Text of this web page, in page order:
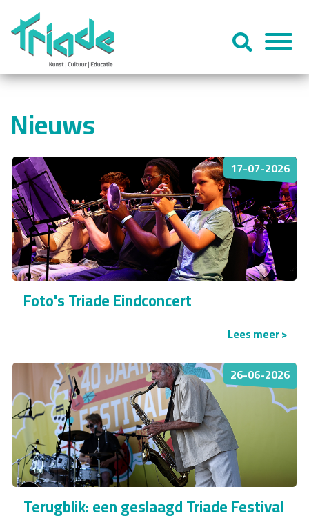
Nieuws
17-07-2026
Foto's Triade Eindconcert
Lees meer >
26-06-2026
Terugblik: een geslaagd Triade Festival